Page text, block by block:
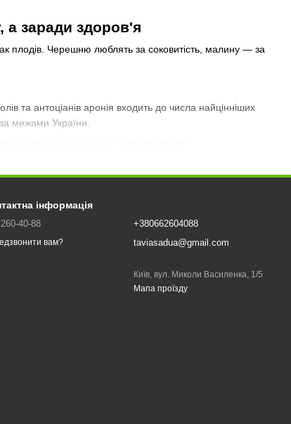
а заради здоров'я
плодів. Черешню люблять за соковитість, малину — за
та антоціанів аронія входить до числа найцінніших
межами України.
ягід
І саме високий вміст таких корисних для здоров'я
інформація
40-88
вам?
+380662604088
taviasadua@gmail.com
Київ, вул. Миколи Василенка, 1/5
Мапа проїзду